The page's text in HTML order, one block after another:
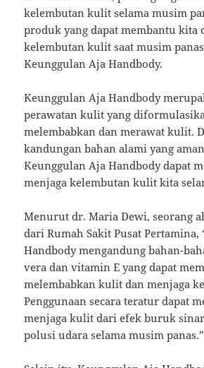
kelembutan kulit selama musim
produk yang dapat membantu kita
kelembutan kulit saat musim
Keunggulan Aja Handbody.
Keunggulan Aja Handbody
perawatan kulit yang
melembabkan dan merawat kulit.
kandungan bahan alami yang
Keunggulan Aja Handbody dapat
menjaga kelembutan kulit kita
Menurut dr. Maria Dewi, seorang
dari Rumah Sakit Pusat
Handbody mengandung bahan-
vera dan vitamin E yang dapat
melembabkan kulit dan menjaga
Penggunaan secara teratur dapat
menjaga kulit dari efek buruk
polusi udara selama musim panas.”